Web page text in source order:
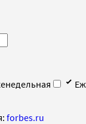
forbes.ru